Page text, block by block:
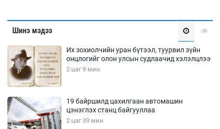
Шинэ мэдээ
Их зохиолчийн уран бүтээл, туурвил зүйн
онцлогийг олон улсын судлаачид хэлэлцлээ
2 цаг 9 мин
19 байршилд цахилгаан автомашин
цэнэглэх станц байгууллаа
2 цаг 39 мин